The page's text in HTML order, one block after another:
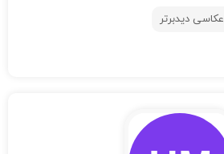
دیدبرتر